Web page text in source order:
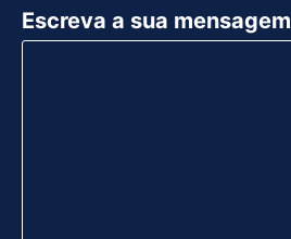
Escreva a sua mensagem